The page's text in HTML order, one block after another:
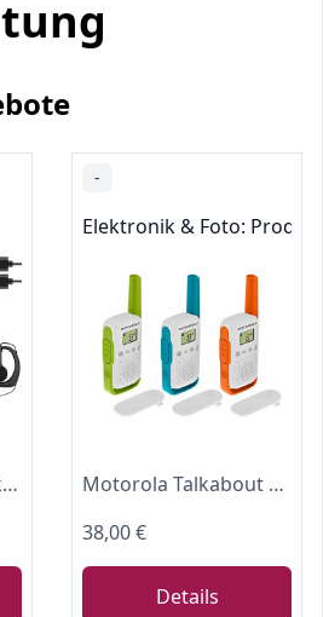
Professionelles Walkie Talkie für Erwachsene mit großer Reichweite, wiederaufladbarem Akku, 16-Kanal-Zwei-Wege-Funkgerät, USB-Ladegerät und Hörmuschel mit VOX (schwarz, 1 Paar)
-
Elektronik & Foto:
Motorola Talkabout T42 Triple PMR-Funkgeräte (3er Set, PMR446, 16 Kanäle, Reichweite 4 km)
38,00 €
Details